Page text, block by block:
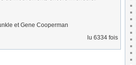
et Gene Cooperman
lu 6334 fois